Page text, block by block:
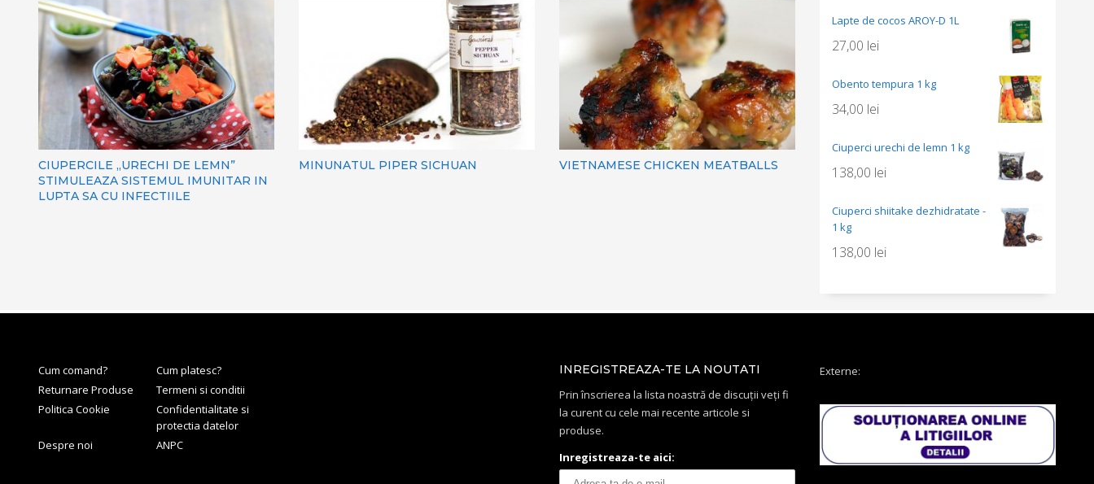
CIUPERCILE „URECHI DE LEMN”
STIMULEAZA SISTEMUL IMUNITAR IN
LUPTA SA CU INFECTIILE
MINUNATUL PIPER SICHUAN VIETNAMESE CHICKEN MEATBALLS
Lapte de cocos AROY-D 1L
27,00 lei
Obento tempura 1 kg
34,00 lei
Ciuperci urechi de lemn 1 kg
138,00 lei
Ciuperci shiitake dezhidratate -
1 kg
138,00 lei
Cum comand?
Cum platesc?
Returnare Produse
Termeni si conditii
Politica Cookie
Confidentialitate si
protectia datelor
Despre noi
ANPC
INREGISTREAZA-TE LA NOUTATI
Prin înscrierea la lista noastră de discuții veți fi
la curent cu cele mai recente articole si
produse.
Inregistreaza-te aici:
Externe: